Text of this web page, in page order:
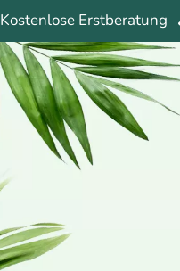
Kostenlose Erstberatung